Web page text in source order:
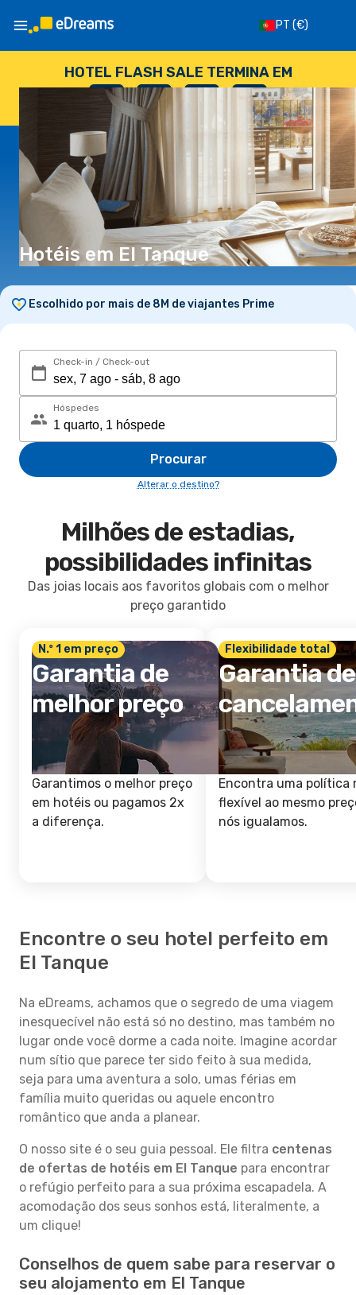
PT (€)
HOTEL FLASH SALE TERMINA EM
--
DIAS
: --
HORAS
: --
SEGUNDOS
Hotéis em El Tanque
Escolhido por mais de 8M de viajantes Prime
Check-in / Check-out
Hóspedes
Procurar
Alterar o destino?
Milhões de estadias,
possibilidades infinitas
Das joias locais aos favoritos globais com o melhor
preço garantido
N.º 1 em preço
Garantia de
melhor preço
Garantimos o melhor preço
em hotéis ou pagamos 2x
a diferença.
Flexibilidade total
Garantia de
Encontra uma política
flexível ao mesmo
nós igualamos.
Encontre o seu hotel perfeito em
El Tanque
Na eDreams, achamos que o segredo de uma viagem
inesquecível não está só no destino, mas também no
lugar onde você dorme a cada noite. Imagine acordar
num sítio que parece ter sido feito à sua medida,
seja para uma aventura a solo, umas férias em
família muito queridas ou aquele encontro
romântico que anda a planear.
O nosso site é o seu guia pessoal. Ele filtra centenas
de ofertas de hotéis em El Tanque para encontrar
o refúgio perfeito para a sua próxima escapadela. A
acomodação dos seus sonhos está, literalmente, a
um clique!
Conselhos de quem sabe para reservar o
seu alojamento em El Tanque